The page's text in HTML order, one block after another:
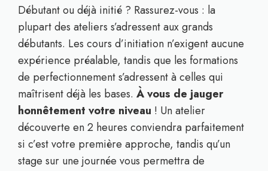
Débutant ou déjà initié ? Rassurez-vous : la
plupart des ateliers s’adressent aux grands
débutants. Les cours d’initiation n’exigent aucune
expérience préalable, tandis que les formations
de perfectionnement s’adressent à celles qui
maîtrisent déjà les bases. À vous de jauger
honnêtement votre niveau ! Un atelier
découverte en 2 heures conviendra parfaitement
si c’est votre première approche, tandis qu’un
stage sur une journée vous permettra de